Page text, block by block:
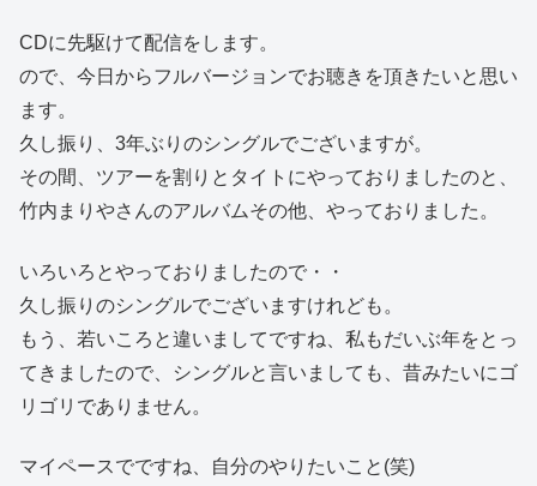
CDに先駆けて配信をします。
ので、今日からフルバージョンでお聴きを頂きたいと思い
ます。
久し振り、3年ぶりのシングルでございますが。
その間、ツアーを割りとタイトにやっておりましたのと、
竹内まりやさんのアルバムその他、やっておりました。
いろいろとやっておりましたので・・
久し振りのシングルでございますけれども。
もう、若いころと違いましてですね、私もだいぶ年をとっ
てきましたので、シングルと言いましても、昔みたいにゴ
リゴリでありません。
マイペースでですね、自分のやりたいこと(笑)